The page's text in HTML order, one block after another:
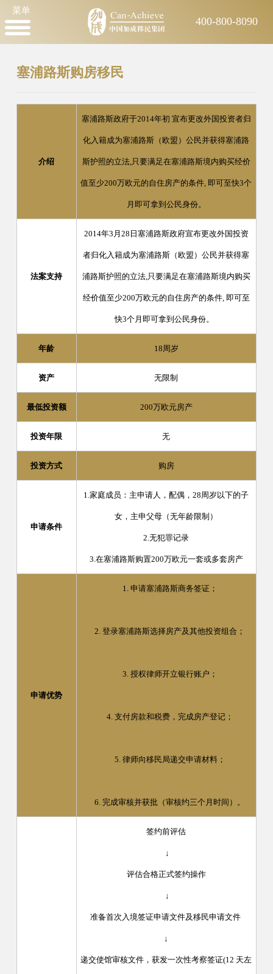
菜单
400-800-8090
塞浦路斯购房移民
介绍
塞浦路斯政府于2014年初 宣布更改外国投资者归
化入籍成为塞浦路斯（欧盟）公民并获得塞浦路
斯护照的立法,只要满足在塞浦路斯境内购买经价
值至少200万欧元的自住房产的条件, 即可至快3个
月即可拿到公民身份。
法案支持
2014年3月28日塞浦路斯政府宣布更改外国投资
者归化入籍成为塞浦路斯（欧盟）公民并获得塞
浦路斯护照的立法,只要满足在塞浦路斯境内购买
经价值至少200万欧元的自住房产的条件, 即可至
快3个月即可拿到公民身份。
年龄 18周岁
资产 无限制
最低投资额 200万欧元房产
投资年限 无
投资方式 购房
申请条件
1.家庭成员：主申请人，配偶，28周岁以下的子
女，主申父母（无年龄限制）
2.无犯罪记录
3.在塞浦路斯购置200万欧元一套或多套房产
申请优势
1. 申请塞浦路斯商务签证；
2. 登录塞浦路斯选择房产及其他投资组合；
3. 授权律师开立银行账户；
4. 支付房款和税费，完成房产登记；
5. 律师向移民局递交申请材料；
6. 完成审核并获批（审核约三个月时间）。
签约前评估
↓
评估合格正式签约操作
↓
准备首次入境签证申请文件及移民申请文件
↓
递交使馆审核文件，获发一次性考察签证(12 天左